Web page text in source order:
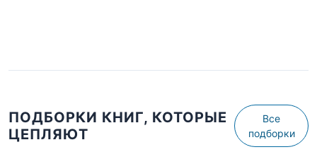
ПОДБОРКИ КНИГ, КОТОРЫЕ
ЦЕПЛЯЮТ
Все
подборки